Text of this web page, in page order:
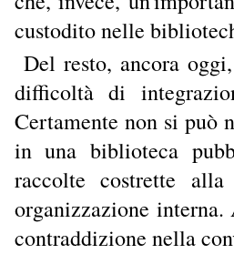
custodito nelle
Del resto, ancora
difficoltà di
Certamente non si può
in una biblioteca
raccolte costrette
organizzazione
contraddizione nella